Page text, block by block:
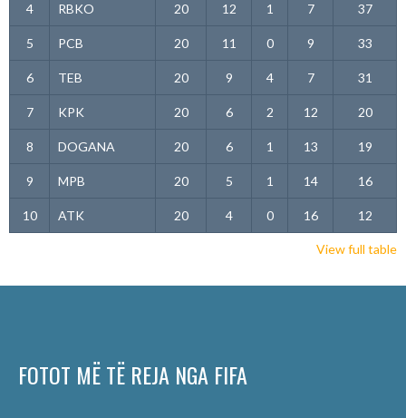
4 RBKO 20 12 1 7 37
5 PCB 20 11 0 9 33
6 TEB 20 9 4 7 31
7 KPK 20 6 2 12 20
8 DOGANA 20 6 1 13 19
9 MPB 20 5 1 14 16
10 ATK 20 4 0 16 12
View full table
FOTOT MË TË REJA NGA FIFA